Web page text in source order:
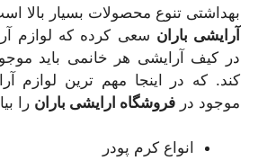
بهداشتی تنوع محصولات بسیار بالا
آرایشی باران سعی کرده که لوازم
در کیف آرایشی هر خانمی باید
کند. که در اینجا مهم ترین لوازم
موجود در فروشگاه ارایشی باران را
انواع کرم پودر